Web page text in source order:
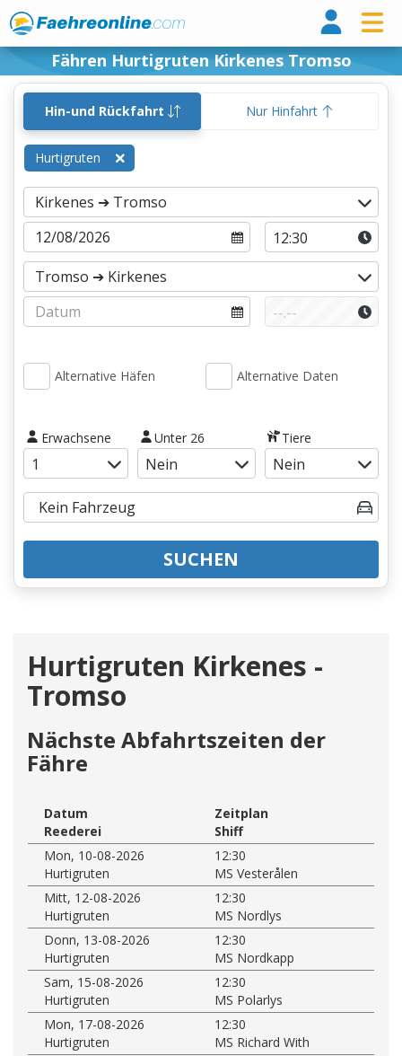
Fähren Hurtigruten Kirkenes Tromso
Hin-und Rückfahrt Nur Hinfahrt
Hurtigruten
Alternative Häfen Alternative Daten
Erwachsene Unter 26 Tiere
SUCHEN
Hurtigruten Kirkenes -
Tromso
Nächste Abfahrtszeiten der
Fähre
Datum
Zeitplan
Reederei
Shiff
Mon, 10-08-2026
12:30
Hurtigruten
MS Vesterålen
Mitt, 12-08-2026
12:30
Hurtigruten
MS Nordlys
Donn, 13-08-2026
12:30
Hurtigruten
MS Nordkapp
Sam, 15-08-2026
12:30
Hurtigruten
MS Polarlys
Mon, 17-08-2026
12:30
Hurtigruten
MS Richard With